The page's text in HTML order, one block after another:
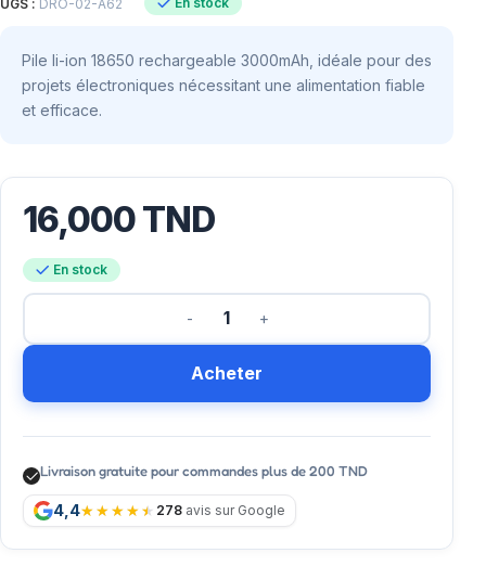
UGS : DRO-02-A62
Pile li-ion 18650 rechargeable 3000mAh, idéale pour des
projets électroniques nécessitant une alimentation fiable
et efficace.
16,000TND
En stock
Acheter
Livraison gratuite pour commandes plus de 200 TND
4,4 278 avis sur Google